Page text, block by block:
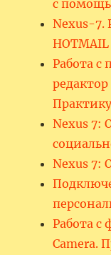
с
Nexus-7.
HOTMAIL
Работа с
Nexus 7:
Nexus 7:
Работа с
Camera.